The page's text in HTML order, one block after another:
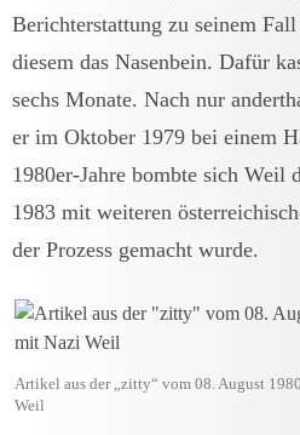
Berichterstattung zu seinem
diesem das Nasenbein. Dafür
sechs Monate. Nach nur
er im Oktober 1979 bei einem
1980er-Jahre bombte sich Weil
1983 mit weiteren
der Prozess gemacht wurde.
Artikel aus der „zitty“ vom 08. August
Weil